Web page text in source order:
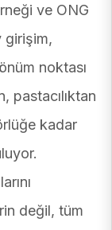
ve ONG
girişim,
noktası
pastacılıktan
kadar
değil, tüm